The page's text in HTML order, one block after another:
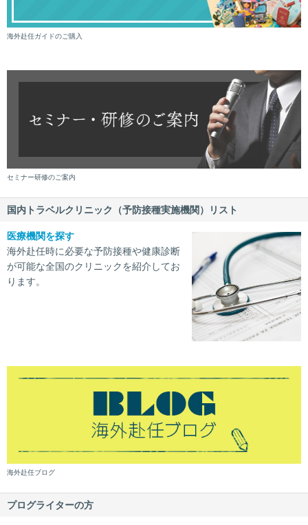
海外赴任ガイドのご購入
セミナー研修のご案内
国内トラベルクリニック（予防接種実施機関）リスト
医療機関を探す
海外赴任時に必要な予防接種や健康診断
が可能な全国のクリニックを紹介してお
ります。
海外赴任ブログ
プログライターの方